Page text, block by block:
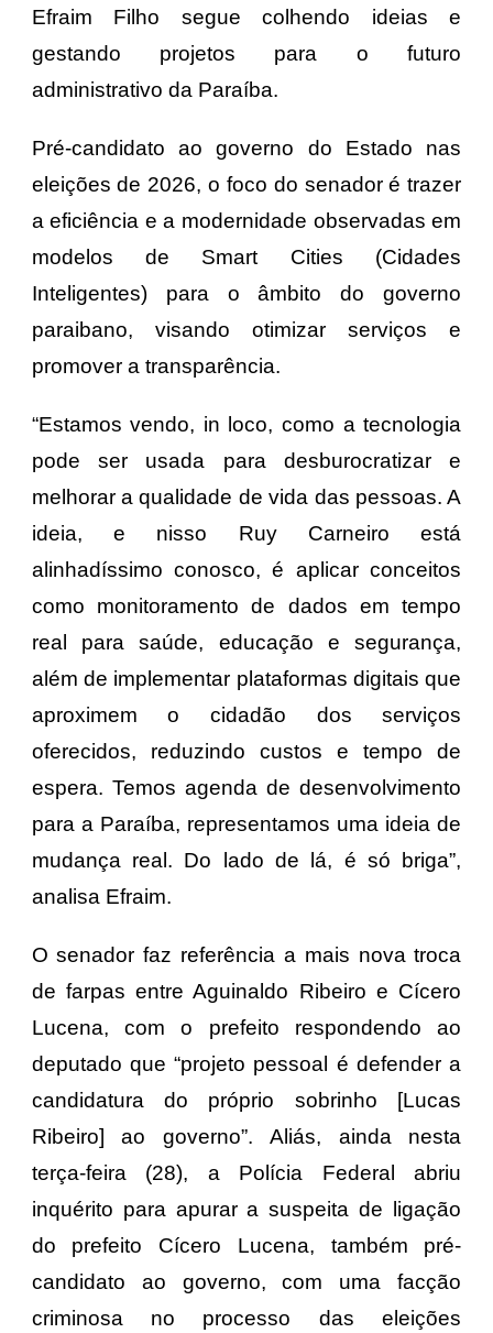
Efraim Filho segue colhendo ideias e
gestando projetos para o futuro
administrativo da Paraíba.
Pré-candidato ao governo do Estado nas
eleições de 2026, o foco do senador é trazer
a eficiência e a modernidade observadas em
modelos de Smart Cities (Cidades
Inteligentes) para o âmbito do governo
paraibano, visando otimizar serviços e
promover a transparência.
“​Estamos vendo, in loco, como a tecnologia
pode ser usada para desburocratizar e
melhorar a qualidade de vida das pessoas. A
ideia, e nisso Ruy Carneiro está
alinhadíssimo conosco, é aplicar conceitos
como monitoramento de dados em tempo
real para saúde, educação e segurança,
além de implementar plataformas digitais que
aproximem o cidadão dos serviços
oferecidos, reduzindo custos e tempo de
espera. Temos agenda de desenvolvimento
para a Paraíba, representamos uma ideia de
mudança real. Do lado de lá, é só briga”,
analisa Efraim.
O senador faz referência a mais nova troca
de farpas entre Aguinaldo Ribeiro e Cícero
Lucena, com o prefeito respondendo ao
deputado que “projeto pessoal é defender a
candidatura do próprio sobrinho [Lucas
Ribeiro] ao governo”. Aliás, ainda nesta
terça-feira (28), a Polícia Federal abriu
inquérito para apurar a suspeita de ligação
do prefeito Cícero Lucena, também pré-
candidato ao governo, com uma facção
criminosa no processo das eleições